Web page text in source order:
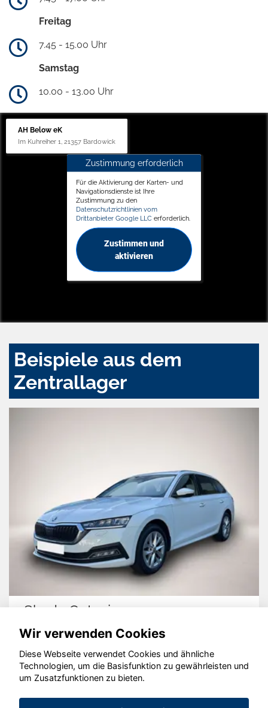
Freitag
7.45 - 15.00 Uhr
Samstag
10.00 - 13.00 Uhr
AH Below eK
Im Kuhreiher 1, 21357 Bardowick
Zustimmung erforderlich
Für die Aktivierung der Karten- und
Navigationsdienste ist Ihre
Zustimmung zu den
Datenschutzrichtlinien vom
Drittanbieter Google LLC erforderlich.
Zustimmen und
aktivieren
Beispiele aus dem
Zentrallager
Skoda Octavia
© konjunkturmotor.de GmbH 2020 - 2026
Wir verwenden Cookies
Diese Webseite verwendet Cookies und ähnliche
Technologien, um die Basisfunktion zu gewährleisten und
um Zusatzfunktionen zu bieten.